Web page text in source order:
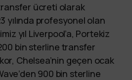
ücreti olarak
yılında profesyonel olan
yıl Liverpool’a, Portekiz
bin sterline transfer
Chelsea’nin geçen ocak
900 bin sterline